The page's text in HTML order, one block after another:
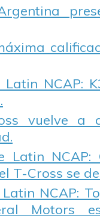
Latin NCAP:
vuelve a
Latin NCAP:
T-Cross se
NCAP:
Motors